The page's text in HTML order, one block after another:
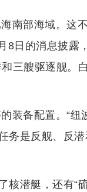
南部海域。这
日的消息披露
三艘驱逐舰。
装备配置。“纽
务是反舰、反
核潜艇，还有“